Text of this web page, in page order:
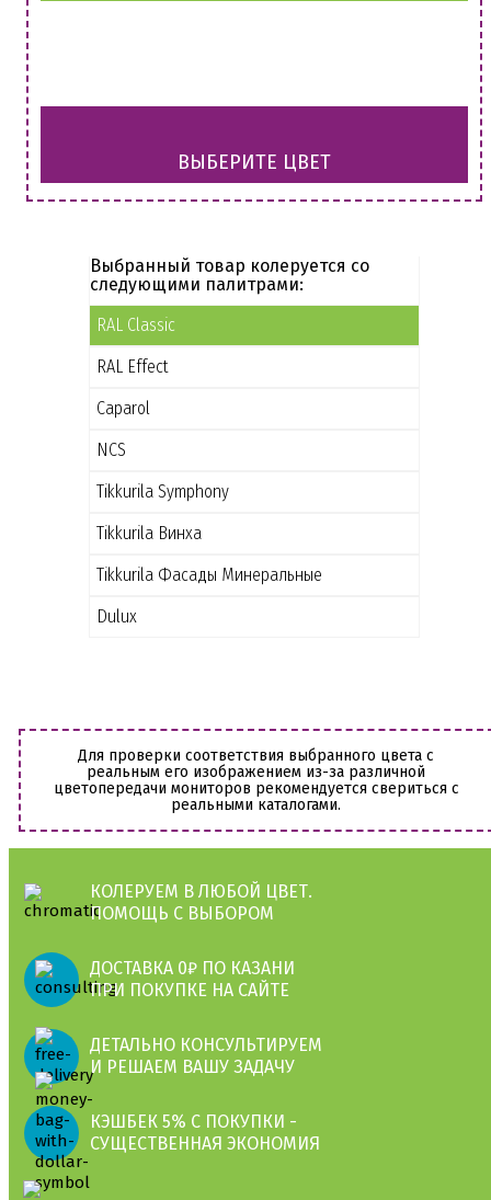
ВЫБЕРИТЕ ЦВЕТ
Выбранный товар колеруется со
следующими палитрами:
RAL Classic
RAL Effect
Caparol
NCS
Tikkurila Symphony
Tikkurila Винха
Tikkurila Фасады Минеральные
Dulux
Для проверки соответствия выбранного цвета с
реальным его изображением из-за различной
цветопередачи мониторов рекомендуется свериться с
реальными каталогами.
КОЛЕРУЕМ В ЛЮБОЙ ЦВЕТ.
ПОМОЩЬ С ВЫБОРОМ
ДОСТАВКА 0₽ ПО КАЗАНИ
ПРИ ПОКУПКЕ НА САЙТЕ
ДЕТАЛЬНО КОНСУЛЬТИРУЕМ
И РЕШАЕМ ВАШУ ЗАДАЧУ
КЭШБЕК 5% С ПОКУПКИ -
СУЩЕСТВЕННАЯ ЭКОНОМИЯ